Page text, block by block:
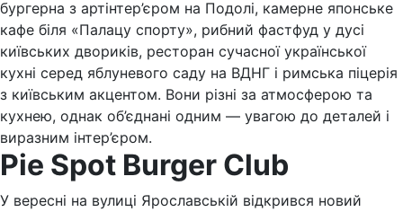
бургерна з артінтер’єром на Подолі, камерне японське
кафе біля «Палацу спорту», рибний фастфуд у дусі
київських двориків, ресторан сучасної української
кухні серед яблуневого саду на ВДНГ і римська піцерія
з київським акцентом. Вони різні за атмосферою та
кухнею, однак об’єднані одним — увагою до деталей і
виразним інтер’єром.
Pie Spot Burger Club
У вересні на вулиці Ярославській відкрився новий